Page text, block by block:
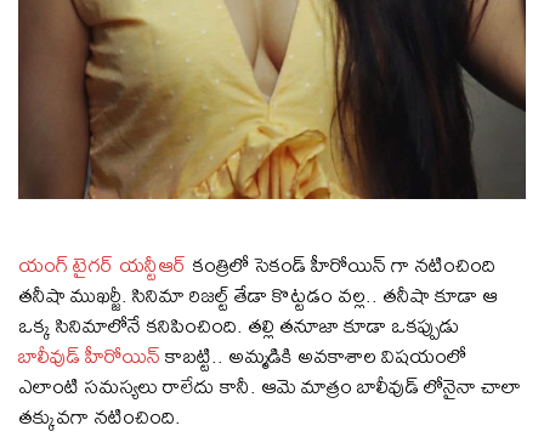
యంగ్ టైగర్ యన్టీఆర్ కంత్రిలో సెకండ్ హీరోయిన్ గా నటించింది
తనీషా ముఖర్జీ. సినిమా రిజల్ట్ తేడా కొట్టడం వల్ల.. తనీషా కూడా ఆ
ఒక్క సినిమాలోనే కనిపించింది. తల్లి తనూజా కూడా ఒకప్పుడు
బాలీవుడ్ హీరోయిన్కాబట్టి.. అమ్మడికి అవకాశాల విషయంలో
ఎలాంటి సమస్యలు రాలేదు కానీ. ఆమె మాత్రం బాలీవుడ్ లోనైనా చాలా
తక్కువగా నటించింది.